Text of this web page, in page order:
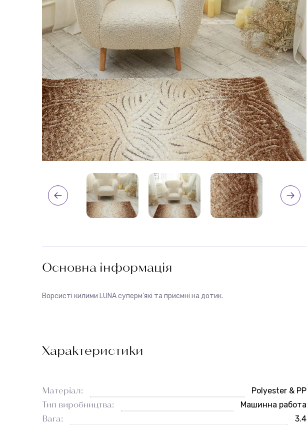
Основна інформація
Ворсисті килими LUNA суперм'які та приємні на дотик.
Характеристики
Матеріал:
Polyester & PP
Тип виробництва:
Машинна работа
Вага:
3.4